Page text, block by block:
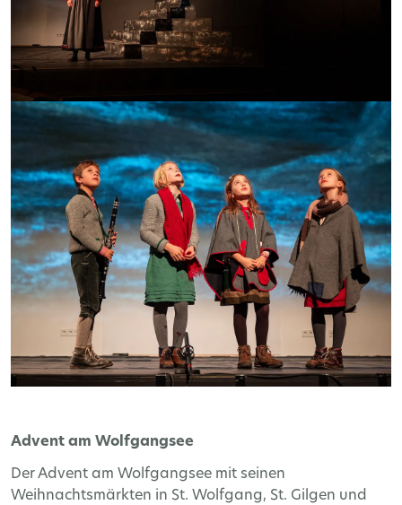
Advent am Wolfgangsee
Der Advent am Wolfgangsee mit seinen
Weihnachtsmärkten in St. Wolfgang, St. Gilgen und